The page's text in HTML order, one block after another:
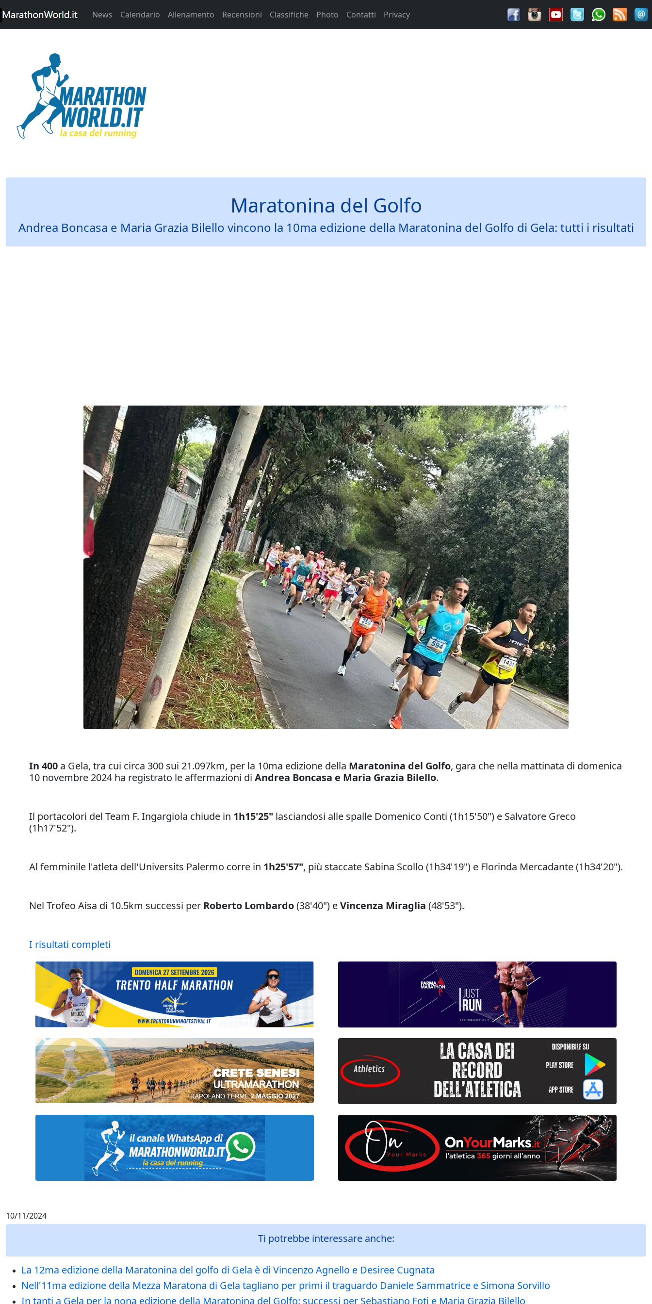
News Calendario Allenamento Recensioni Classifiche Photo Contatti Privacy
Maratonina del Golfo
Andrea Boncasa e Maria Grazia Bilello vincono la 10ma edizione della Maratonina del Golfo di Gela: tutti i risultati
In 400 a Gela, tra cui circa 300 sui 21.097km, per la 10ma edizione della Maratonina del Golfo, gara che nella mattinata di domenica
10 novembre 2024 ha registrato le affermazioni di Andrea Boncasa e Maria Grazia Bilello.
Il portacolori del Team F. Ingargiola chiude in 1h15'25" lasciandosi alle spalle Domenico Conti (1h15'50") e Salvatore Greco
(1h17'52").
Al femminile l'atleta dell'Universits Palermo corre in 1h25'57", più staccate Sabina Scollo (1h34'19") e Florinda Mercadante (1h34'20").
Nel Trofeo Aisa di 10.5km successi per Roberto Lombardo(38'40") eVincenza Miraglia (48'53").
I risultati completi
10/11/2024
Ti potrebbe interessare anche:
La 12ma edizione della Maratonina del golfo di Gela è di Vincenzo Agnello e Desiree Cugnata
Nell'11ma edizione della Mezza Maratona di Gela tagliano per primi il traguardo Daniele Sammatrice e Simona Sorvillo
In tanti a Gela per la nona edizione della Maratonina del Golfo: successi per Sebastiano Foti e Maria Grazia Bilello